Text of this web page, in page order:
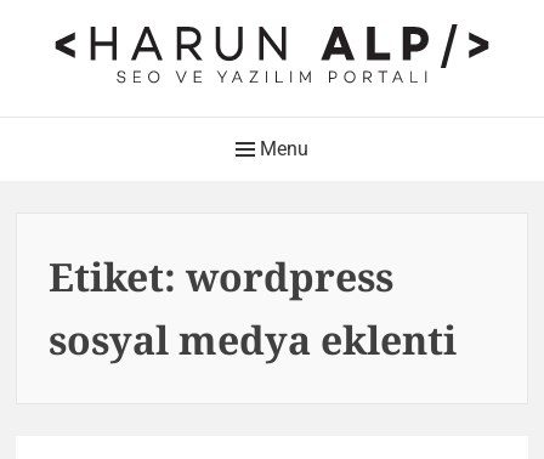
HARUN ALP Kişisel Blog –
SEO ve Yazılım Portalı
Menu
Etiket: wordpress
sosyal medya eklenti